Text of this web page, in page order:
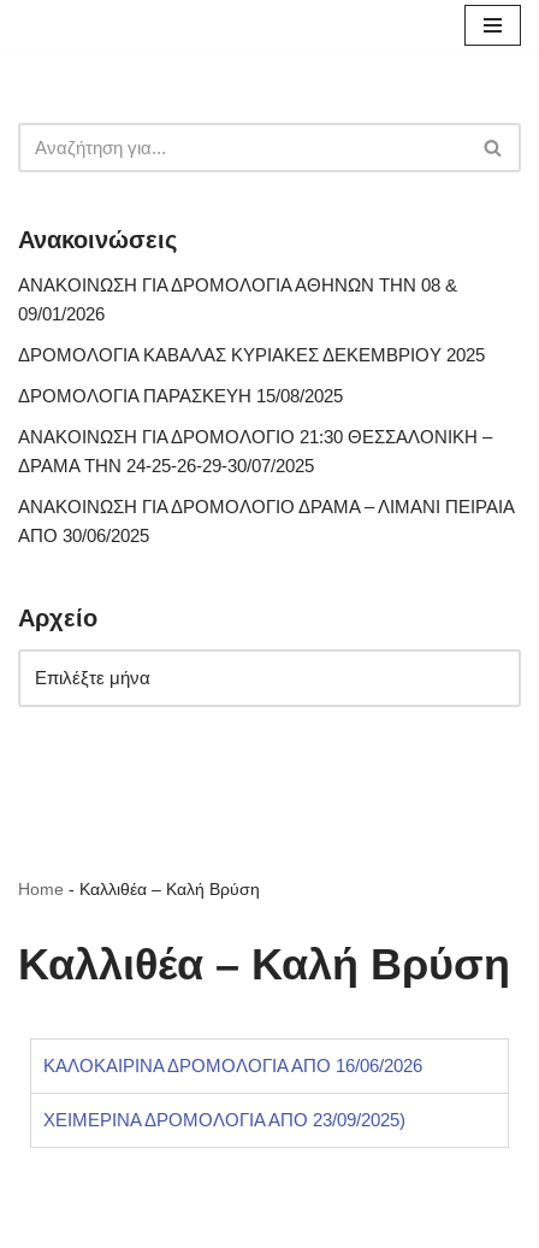
περιεχόμενο
Ανακοινώσεις
ΑΝΑΚΟΙΝΩΣΗ ΓΙΑ ΔΡΟΜΟΛΟΓΙΑ ΑΘΗΝΩΝ ΤΗΝ 08 &
09/01/2026
ΔΡΟΜΟΛΟΓΙΑ ΚΑΒΑΛΑΣ ΚΥΡΙΑΚΕΣ ΔΕΚΕΜΒΡΙΟΥ 2025
ΔΡΟΜΟΛΟΓΙΑ ΠΑΡΑΣΚΕΥΗ 15/08/2025
ΑΝΑΚΟΙΝΩΣΗ ΓΙΑ ΔΡΟΜΟΛΟΓΙΟ 21:30 ΘΕΣΣΑΛΟΝΙΚΗ –
ΔΡΑΜΑ ΤΗΝ 24-25-26-29-30/07/2025
ΑΝΑΚΟΙΝΩΣΗ ΓΙΑ ΔΡΟΜΟΛΟΓΙΟ ΔΡΑΜΑ – ΛΙΜΑΝΙ ΠΕΙΡΑΙΑ
ΑΠΟ 30/06/2025
Αρχείο
Home - Καλλιθέα – Καλή Βρύση
Καλλιθέα – Καλή Βρύση
ΚΑΛΟΚΑΙΡΙΝΑ ΔΡΟΜΟΛΟΓΙΑ ΑΠΟ 16/06/2026
ΧΕΙΜΕΡΙΝΑ ΔΡΟΜΟΛΟΓΙΑ ΑΠΟ 23/09/2025)